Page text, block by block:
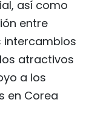
así como
entre
intercambios
atractivos
a los
en Corea